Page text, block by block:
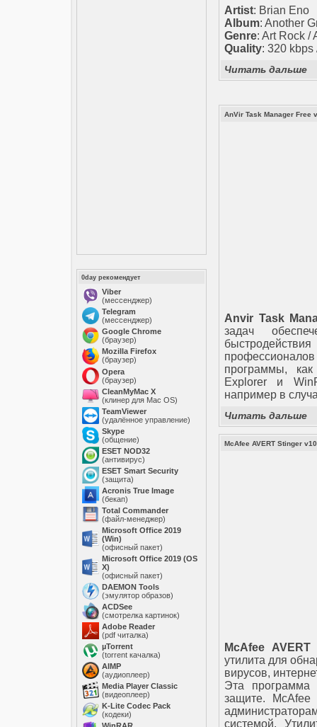
0day рекомендует
Viber
(мессенджер)
Telegram
(мессенджер)
Google Chrome
(браузер)
Mozilla Firefox
(браузер)
Opera
(браузер)
CleanMyMac X
(клинер для Mac OS)
TeamViewer
(удалённое управление)
Skype
(общение)
ESET NOD32
(антивирус)
ESET Smart Security
(защита)
Acronis True Image
(бекап)
Total Commander
(файл-менеджер)
Microsoft Office 2019
(Win)
(офисный пакет)
Microsoft Office 2019 (OS
X)
(офисный пакет)
DAEMON Tools
(эмулятор образов)
ACDSee
(смотрелка картинок)
Adobe Reader
(pdf читалка)
µTorrent
(torrent качалка)
AIMP
(аудиоплеер)
Media Player Classic
(видеоплеер)
K-Lite Codec Pack
(кодеки)
Artist: Brian Eno
Album: Another
Genre: Art Rock /
Quality: 320 kbps
Читать дальше
AnVir Task Manager Free
Anvir Task
задач
программы,
Explorer и
например в
Читать дальше
McAfee AVERT Stinger
McAfee
утилита для
вирусов,
Эта программа
защите. McAfee
системой.